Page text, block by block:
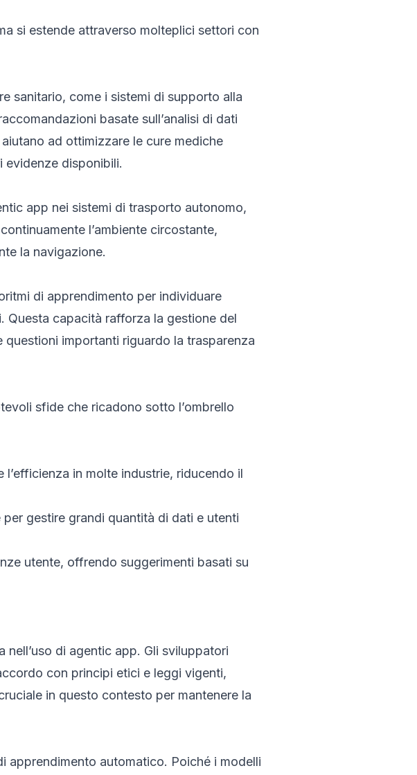
si estende attraverso molteplici settori con
sanitario, come i sistemi di supporto alla
basate sull’analisi di dati
ad ottimizzare le cure mediche
evidenze disponibili.
app nei sistemi di trasporto autonomo,
l’ambiente circostante,
la navigazione.
di apprendimento per individuare
Questa capacità rafforza la gestione del
importanti riguardo la trasparenza
sfide che ricadono sotto l’ombrello
in molte industrie, riducendo il
gestire grandi quantità di dati e utenti
utente, offrendo suggerimenti basati su
di agentic app. Gli sviluppatori
con principi etici e leggi vigenti,
in questo contesto per mantenere la
apprendimento automatico. Poiché i modelli